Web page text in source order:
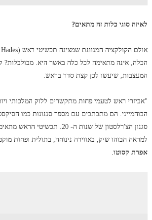
לאיזה סוגי כלות זה מתאים?
הכלה, אינה מתאימה לכל כלה באשר היא. מבולבלות?
המעצבות, שיעשו לכן קצת סדר בראש.
"אביזרי ראש לטעמי פחות מתקשרים ללוק המלכותי
הבוהמייני. הם מתכתבים עם מספר סגנונות כמו
סגנון הצ'רלסטון של שנות ה- 20.
למראה הבוהו שיק, באווירה נינוחה, בתולית ופחות
אפרת קסוטו.